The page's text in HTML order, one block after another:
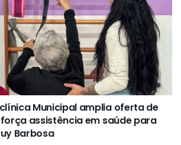
Municipal amplia oferta de
assistência em saúde para
Barbosa